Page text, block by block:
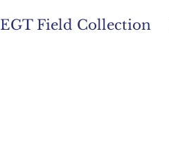
EGT Field Collection